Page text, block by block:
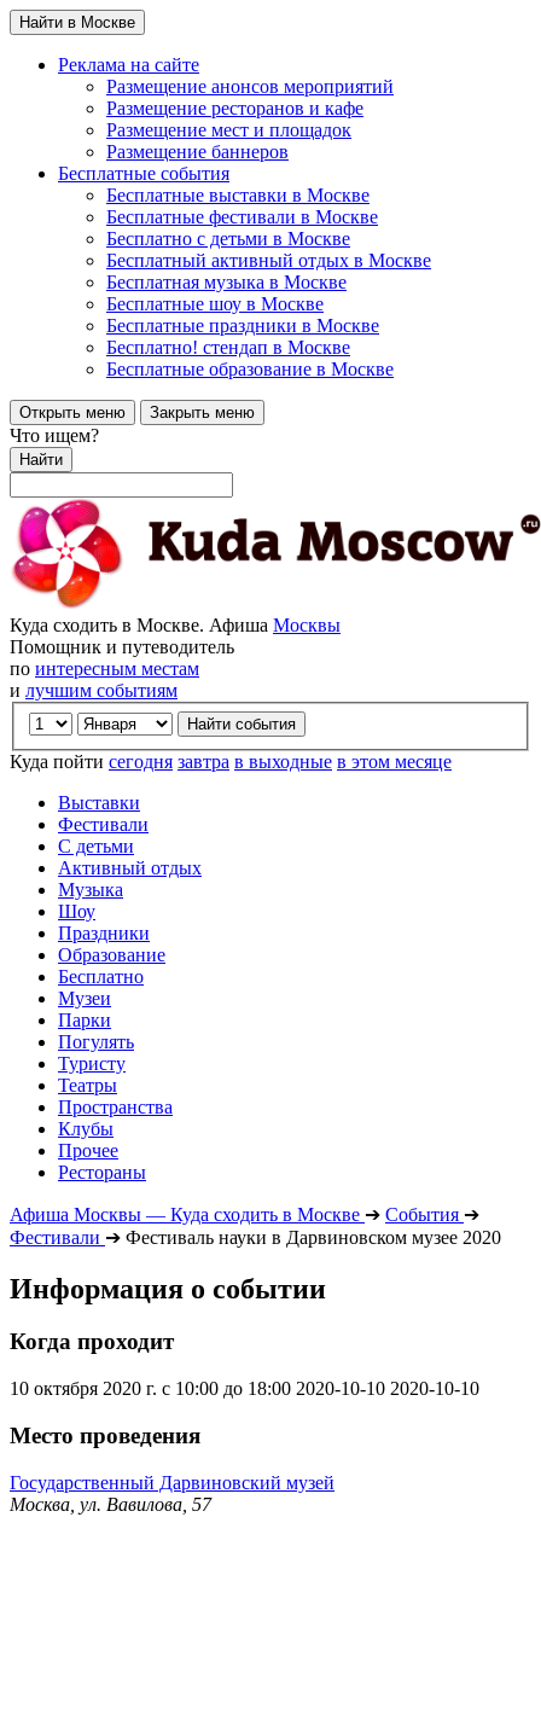
Найти в Москве
Реклама на сайте
Размещение анонсов мероприятий
Размещение ресторанов и кафе
Размещение мест и площадок
Размещение баннеров
Бесплатные события
Бесплатные выставки в Москве
Бесплатные фестивали в Москве
Бесплатно с детьми в Москве
Бесплатный активный отдых в Москве
Бесплатная музыка в Москве
Бесплатные шоу в Москве
Бесплатные праздники в Москве
Бесплатно! стендап в Москве
Бесплатные образование в Москве
Открыть меню Закрыть меню
Что ищем?
Найти
Куда сходить в Москве. Афиша Москвы
Помощник и путеводитель
по интересным местам
и лучшим событиям
Куда пойти сегодня завтра в выходные в этом месяце
Выставки
Фестивали
С детьми
Активный отдых
Музыка
Шоу
Праздники
Образование
Бесплатно
Музеи
Парки
Погулять
Туристу
Театры
Пространства
Клубы
Прочее
Рестораны
Афиша Москвы — Куда сходить в Москве ➔ События ➔
Фестивали ➔ Фестиваль науки в Дарвиновском музее 2020
Информация о событии
Когда проходит
10 октября 2020 г. с 10:00 до 18:00 2020-10-10 2020-10-10
Место проведения
Государственный Дарвиновский музей
Москва, ул. Вавилова, 57